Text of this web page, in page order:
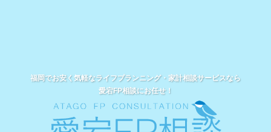
福岡でお安く気軽なライフプランニング・家計相談サービスなら
愛宕FP相談にお任せ！